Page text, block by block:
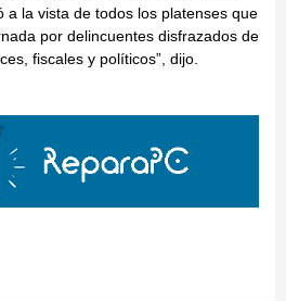
a la vista de todos los platenses que
por delincuentes disfrazados de
fiscales y políticos”, dijo.